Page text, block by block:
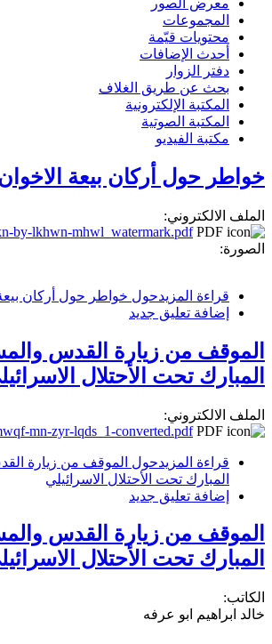
معرض الصور
المجموعات
محتويات قيّمة
أحدث الإضافات
دفتر الزوار
بحث عن طريق الغلاف
المكتبة الإلكترونية
المكتبة الصوتية
مكتبة الفيديو
خواطر حول أركان بيعة
الملف الالكتروني:
by-lkhwn-mhwl_watermark.pdf
الصورة:
قراءة المزيدحول خواطر حول أركان بيعة
إضافة تعليق جديد
الموقف من زيارة القدس
المبارك تحت الأحتلال
الملف الالكتروني:
mn-zyr-lqds_1-converted.pdf
قراءة المزيدحول الموقف من زيارة
المبارك تحت الأحتلال الاسرائيلي
إضافة تعليق جديد
الموقف من زيارة القدس
المبارك تحت الأحتلال
الكاتب:
خالد ابراهيم ابو عرفه